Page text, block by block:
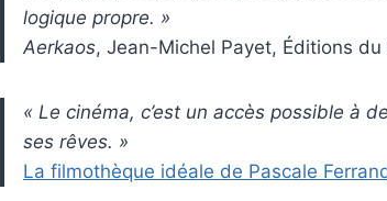
logique propre. »
Aerkaos, Jean-Michel Payet, Éditions
« Le cinéma, c’est un accès possible à
ses rêves. »
La filmothèque idéale de Pascale